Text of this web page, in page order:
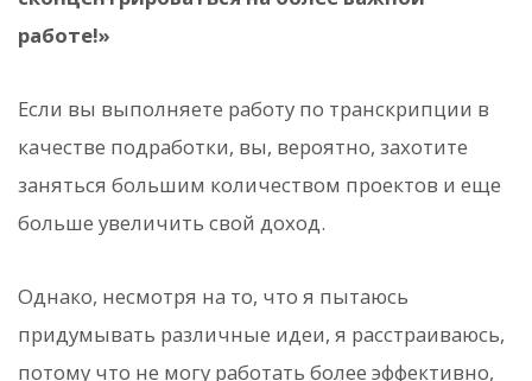
работе!»
Если вы выполняете работу по транскрипции в
качестве подработки, вы, вероятно, захотите
заняться большим количеством проектов и еще
больше увеличить свой доход.
Однако, несмотря на то, что я пытаюсь
придумывать различные идеи, я расстраиваюсь,
потому что не могу работать более эффективно,